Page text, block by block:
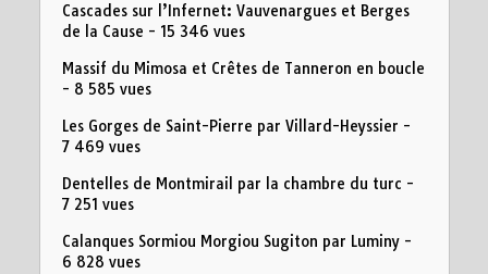
Cascades sur l’Infernet: Vauvenargues et Berges
de la Cause - 15 346 vues
Massif du Mimosa et Crêtes de Tanneron en boucle
- 8 585 vues
Les Gorges de Saint-Pierre par Villard-Heyssier -
7 469 vues
Dentelles de Montmirail par la chambre du turc -
7 251 vues
Calanques Sormiou Morgiou Sugiton par Luminy-
6 828 vues